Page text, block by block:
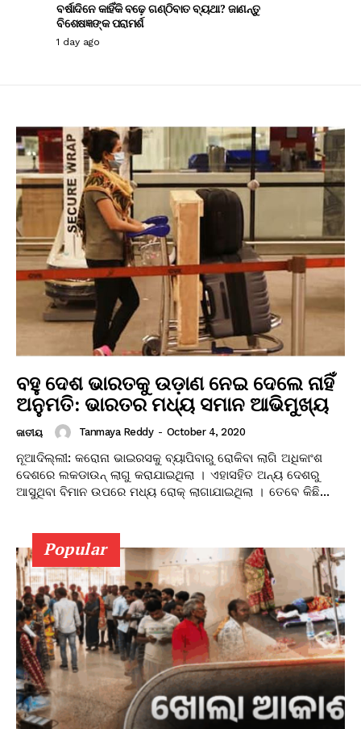
ବର୍ଷାଦିନେ କାହିଁକି ବଢ଼େ ଗଣ୍ଠିବାତ ବ୍ୟଥା? ଜାଣନ୍ତୁ
ବିଶେଷଜ୍ଞଙ୍କ ପରାମର୍ଶ
1 day ago
ବହୁ ଦେଶ ଭାରତକୁ ଉଡ଼ାଣ ନେଇ ଦେଲେ ନାହିଁ
ଅନୁମତି: ଭାରତର ମଧ୍ୟ ସମାନ ଆଭିମୁଖ୍ୟ
ଜାତୀୟ Tanmaya Reddy - October 4, 2020
ନୂଆଦିଲ୍ଲୀ: କରୋନା ଭାଇରସକୁ ବ୍ୟାପିବାରୁ ରୋକିବା ଲାଗି ଅଧିକାଂଶ
ଦେଶରେ ଲକଡାଉନ୍ ଲାଗୁ କରାଯାଇଥିଲା । ଏହାସହିତ ଅନ୍ୟ ଦେଶରୁ
ଆସୁଥିବା ବିମାନ ଉପରେ ମଧ୍ୟ ରୋକ୍ ଲାଗାଯାଇଥିଲା । ତେବେ କିଛି...
Popular